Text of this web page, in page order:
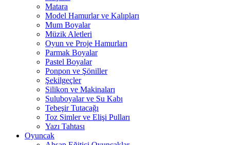
Matara
Model Hamurlar ve Kalıpları
Mum Boyalar
Müzik Aletleri
Oyun ve Proje Hamurları
Parmak Boyalar
Pastel Boyalar
Ponpon ve Şöniller
Şekilgeçler
Silikon ve Makinaları
Suluboyalar ve Su Kabı
Tebeşir Tutacağı
Toz Simler ve Elişi Pulları
Yazı Tahtası
Oyuncak